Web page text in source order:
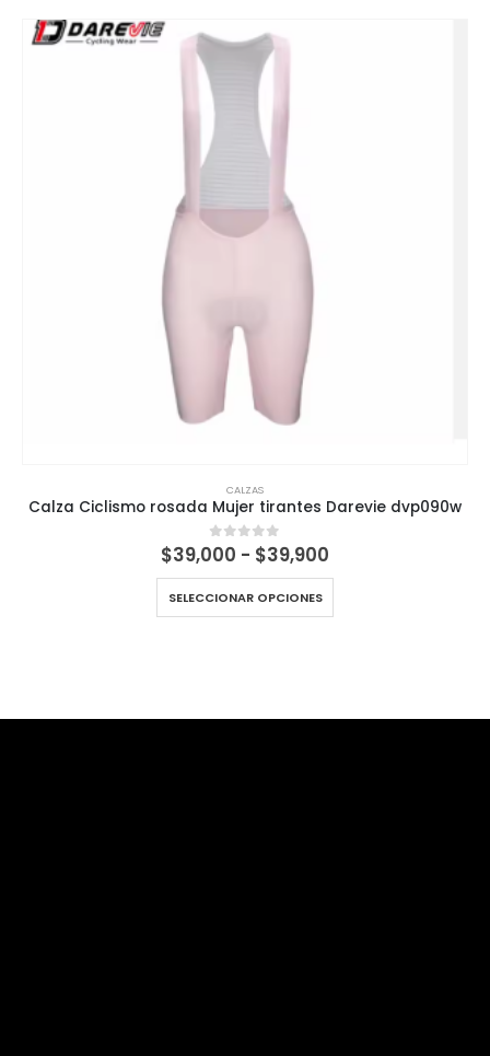
CALZAS
Calza Ciclismo rosada Mujer tirantes Darevie dvp090w
0out of 5
$39,000 - $39,900
de
$39,000
SELECCIONAR OPCIONES